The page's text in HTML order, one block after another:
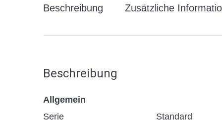
Beschreibung Zusätzliche
Beschreibung
Allgemein
Serie
Standard